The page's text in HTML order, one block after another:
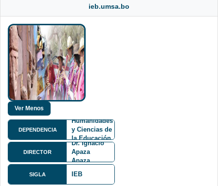
ieb.umsa.bo
DEPENDENCIA
Humanidades
y Ciencias de
la Educación
FHCE
DIRECTOR
Dr. Ignacio
Apaza
Apaza
SIGLA IEB